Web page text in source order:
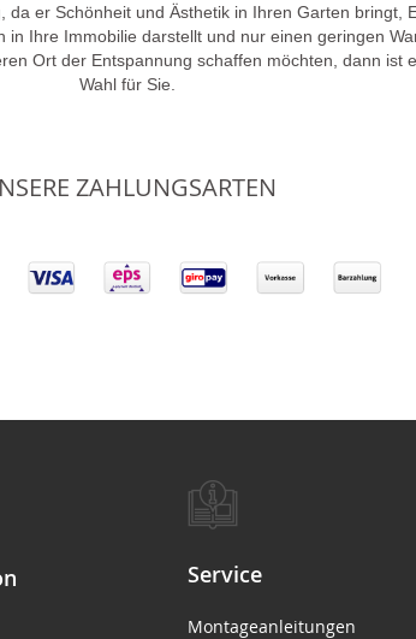
er Schönheit und Ästhetik in Ihren Garten bringt,
Ihre Immobilie darstellt und nur einen geringen
Ort der Entspannung schaffen möchten, dann ist
Wahl für Sie.
ZAHLUNGSARTEN
Service
Montageanleitungen